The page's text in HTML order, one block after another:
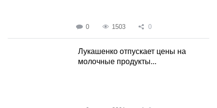
0 1503 0
Лукашенко отпускает цены на
молочные продукты...